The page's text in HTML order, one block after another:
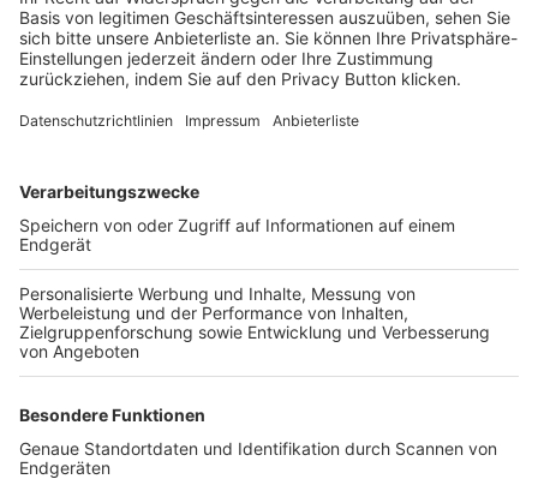
Login SpielPlus
FOLGE DEM BFV
TOP-VEREINE
TOP-PARTNER